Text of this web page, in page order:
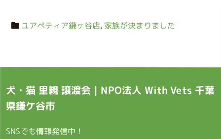
ユアペティア鎌ヶ谷店, 家族が決まりました
犬・猫 里親 譲渡会｜NPO法人 With Vets 千葉
県鎌ケ谷市
SNSでも情報発信中！